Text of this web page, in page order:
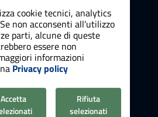
cookie tecnici, analytics
non acconsenti all'utilizzo
parti, alcune di queste
essere non
informazioni
Privacy policy
Accetta
Rifiuta
selezionati